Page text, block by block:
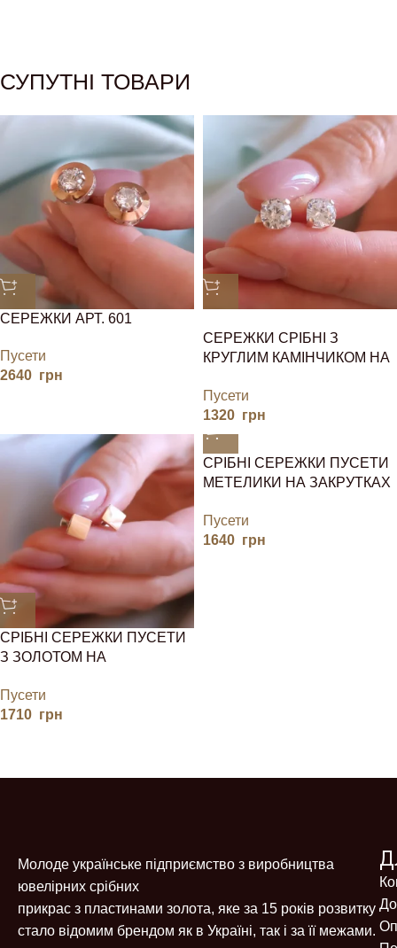
СУПУТНІ ТОВАРИ
СЕРЕЖКИ АРТ. 601
Пусети
2640 грн
СЕРЕЖКИ СРІБНІ З
КРУГЛИМ КАМІНЧИКОМ НА
Пусети
1320 грн
СРІБНІ СЕРЕЖКИ ПУСЕТИ
З ЗОЛОТОМ НА
РОМБ
Пусети
1710 грн
СРІБНІ СЕРЕЖКИ ПУСЕТИ
МЕТЕЛИКИ НА ЗАКРУТКАХ
Пусети
1640 грн
Молоде українське підприємство з виробництва
ювелірних срібних
прикрас з пластинами золота, яке за 15 років розвитку
стало відомим брендом як в Україні, так і за її межами.